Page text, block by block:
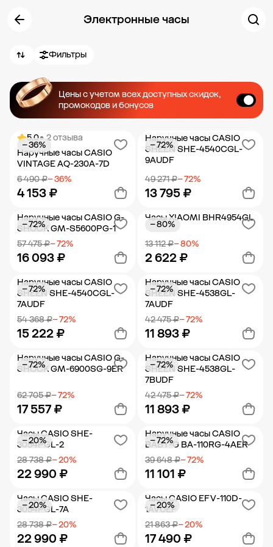
Электронные часы
Фильтры
Цены с учетом всех доступных скидок,
промокодов и бонусов
5.0• 2 отзыва
Наручные часы CASIO
VINTAGE AQ-230A-7D
6 490 ₽− 36%
4 153 ₽
− 36%
Добавить в корзину
Наручные часы CASIO
SHEEN SHE-4540CGL-
9AUDF
49 271 ₽− 72%
13 795 ₽
− 72%
Добавить в корзину
Наручные часы CASIO G-
SHOCK GM-S5600PG-1
57 475 ₽− 72%
16 093 ₽
− 72%
Добавить в корзину
Часы XIAOMI BHR4954GL
13 112 ₽− 80%
2 622 ₽
− 80%
Добавить в корзину
Наручные часы CASIO
SHEEN SHE-4540CGL-
7AUDF
54 368 ₽− 72%
15 222 ₽
− 72%
Добавить в корзину
Наручные часы CASIO
SHEEN SHE-4538GL-
7AUDF
42 475 ₽− 72%
11 893 ₽
− 72%
Добавить в корзину
Наручные часы CASIO G-
SHOCK GM-6900SG-9ER
62 705 ₽− 72%
17 557 ₽
− 72%
Добавить в корзину
Наручные часы CASIO
SHEEN SHE-4538GL-
7BUDF
42 475 ₽− 72%
11 893 ₽
− 72%
Добавить в корзину
Часы CASIO SHE-
3054PGL-2
28 738 ₽− 20%
22 990 ₽
− 20%
Добавить в корзину
Наручные часы CASIO
BABY-G BA-110RG-4AER
39 648 ₽− 72%
11 101 ₽
− 72%
Добавить в корзину
Часы CASIO SHE-
3054PGL-7A
28 738 ₽− 20%
22 990 ₽
− 20%
Часы CASIO EFV-110D-
1AVUEF
21 863 ₽− 20%
17 490 ₽
− 20%